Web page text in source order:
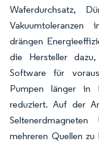
Waferdurchsatz,
Vakuumtoleranzen
drängen
die Hersteller
Software für
Pumpen länger in
reduziert. Auf der
mehreren Quellen